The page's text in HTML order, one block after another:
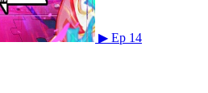
▶ Ep 14